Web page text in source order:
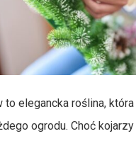
to elegancka roślina,
ogrodu. Choć kojarzy